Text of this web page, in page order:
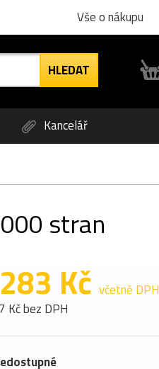
Vše o nákupu
Kancelář
stran
Kč včetně DPH
Kč bez DPH